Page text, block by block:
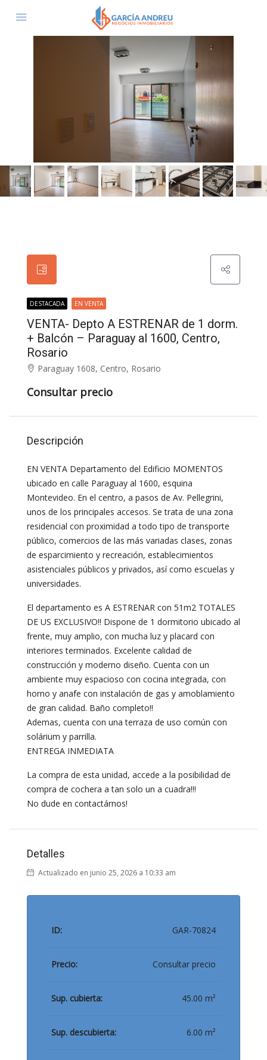
DESTACADA EN VENTA
VENTA- Depto A ESTRENAR de 1 dorm.
+ Balcón – Paraguay al 1600, Centro,
Rosario
Paraguay 1608, Centro, Rosario
Consultar precio
Descripción
EN VENTA Departamento del Edificio MOMENTOS
ubicado en calle Paraguay al 1600, esquina
Montevideo. En el centro, a pasos de Av. Pellegrini,
unos de los principales accesos. Se trata de una zona
residencial con proximidad a todo tipo de transporte
público, comercios de las más variadas clases, zonas
de esparcimiento y recreación, establecimientos
asistenciales públicos y privados, así como escuelas y
universidades.
El departamento es A ESTRENAR con 51m2 TOTALES
DE US EXCLUSIVO!! Dispone de 1 dormitorio ubicado al
frente, muy amplio, con mucha luz y placard con
interiores terminados. Excelente calidad de
construcción y moderno diseño. Cuenta con un
ambiente muy espacioso con cocina integrada, con
horno y anafe con instalación de gas y amoblamiento
de gran calidad. Baño completo!!
Ademas, cuenta con una terraza de uso común con
solárium y parrilla.
ENTREGA INMEDIATA
La compra de esta unidad, accede a la posibilidad de
compra de cochera a tan solo un a cuadra!!!
No dude en contactárnos!
Detalles
Actualizado en junio 25, 2026 a 10:33 am
ID: GAR-70824
Precio: Consultar precio
Sup. cubierta: 45.00 m²
Sup. descubierta: 6.00 m²